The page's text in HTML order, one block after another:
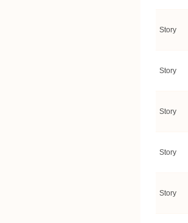
Story
Story
Story
Story
Story